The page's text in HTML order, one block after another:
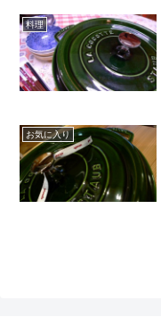
料理
お気に入り